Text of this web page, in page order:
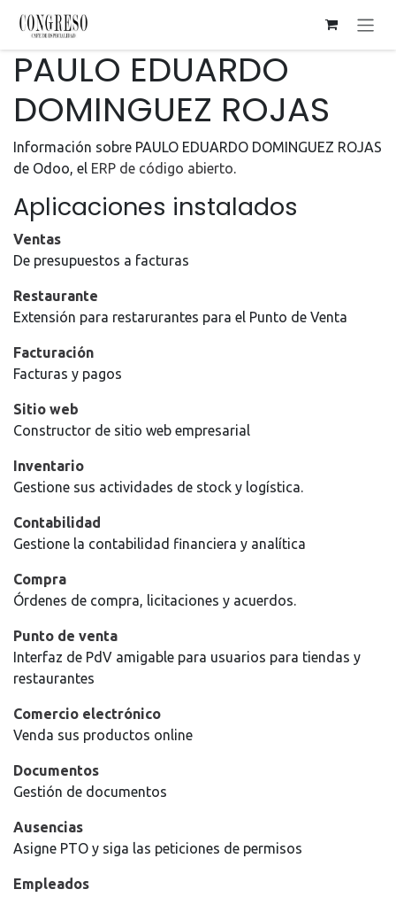
Ir al contenido
PAULO EDUARDO
DOMINGUEZ ROJAS
Información sobre PAULO EDUARDO DOMINGUEZ ROJAS
de Odoo, el ERP de código abierto.
Aplicaciones instalados
Ventas
De presupuestos a facturas
Restaurante
Extensión para restarurantes para el Punto de Venta
Facturación
Facturas y pagos
Sitio web
Constructor de sitio web empresarial
Inventario
Gestione sus actividades de stock y logística.
Contabilidad
Gestione la contabilidad financiera y analítica
Compra
Órdenes de compra, licitaciones y acuerdos.
Punto de venta
Interfaz de PdV amigable para usuarios para tiendas y
restaurantes
Comercio electrónico
Venda sus productos online
Documentos
Gestión de documentos
Ausencias
Asigne PTO y siga las peticiones de permisos
Empleados